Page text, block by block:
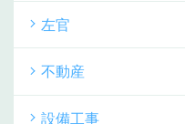
左官
不動産
設備工事